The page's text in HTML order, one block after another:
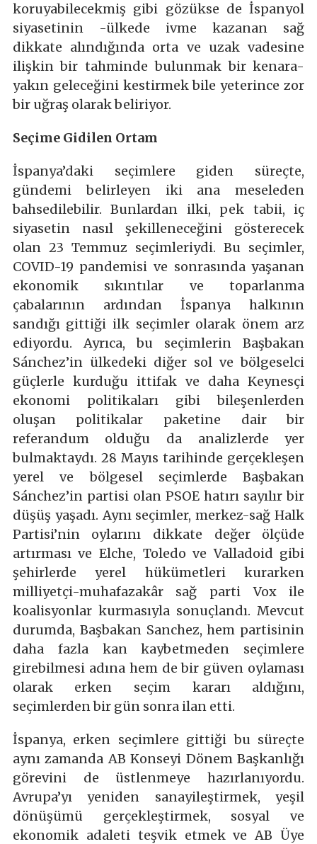
koruyabilecekmiş gibi gözükse de İspanyol
siyasetinin -ülkede ivme kazanan sağ
dikkate alındığında orta ve uzak vadesine
ilişkin bir tahminde bulunmak bir kenara-
yakın geleceğini kestirmek bile yeterince zor
bir uğraş olarak beliriyor.
Seçime Gidilen Ortam
İspanya’daki seçimlere giden süreçte,
gündemi belirleyen iki ana meseleden
bahsedilebilir. Bunlardan ilki, pek tabii, iç
siyasetin nasıl şekilleneceğini gösterecek
olan 23 Temmuz seçimleriydi. Bu seçimler,
COVID-19 pandemisi ve sonrasında yaşanan
ekonomik sıkıntılar ve toparlanma
çabalarının ardından İspanya halkının
sandığı gittiği ilk seçimler olarak önem arz
ediyordu. Ayrıca, bu seçimlerin Başbakan
Sánchez’in ülkedeki diğer sol ve bölgeselci
güçlerle kurduğu ittifak ve daha Keynesçi
ekonomi politikaları gibi bileşenlerden
oluşan politikalar paketine dair bir
referandum olduğu da analizlerde yer
bulmaktaydı. 28 Mayıs tarihinde gerçekleşen
yerel ve bölgesel seçimlerde Başbakan
Sánchez’in partisi olan PSOE hatırı sayılır bir
düşüş yaşadı. Aynı seçimler, merkez-sağ Halk
Partisi’nin oylarını dikkate değer ölçüde
artırması ve Elche, Toledo ve Valladoid gibi
şehirlerde yerel hükümetleri kurarken
milliyetçi-muhafazakâr sağ parti Vox ile
koalisyonlar kurmasıyla sonuçlandı. Mevcut
durumda, Başbakan Sanchez, hem partisinin
daha fazla kan kaybetmeden seçimlere
girebilmesi adına hem de bir güven oylaması
olarak erken seçim kararı aldığını,
seçimlerden bir gün sonra ilan etti.
İspanya, erken seçimlere gittiği bu süreçte
aynı zamanda AB Konseyi Dönem Başkanlığı
görevini de üstlenmeye hazırlanıyordu.
Avrupa’yı yeniden sanayileştirmek, yeşil
dönüşümü gerçekleştirmek, sosyal ve
ekonomik adaleti teşvik etmek ve AB Üye